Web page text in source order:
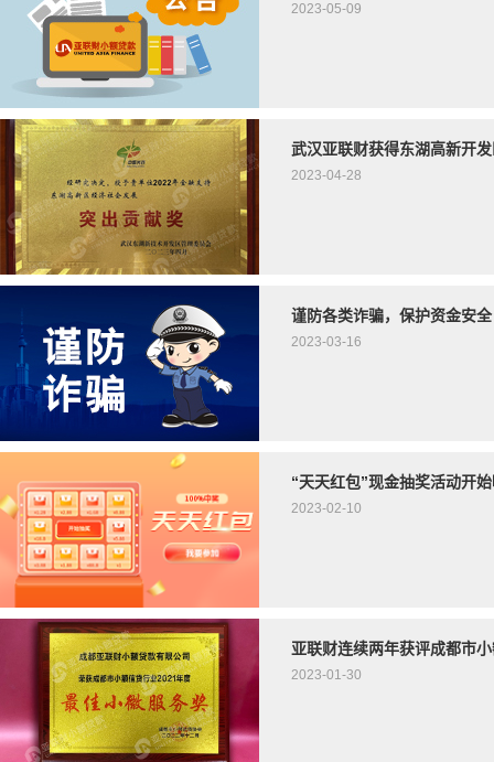
2023-05-09
武汉亚联财获得东湖高新开
2023-04-28
谨防各类诈骗，保护资金安全
2023-03-16
“天天红包”现金抽奖活动开
2023-02-10
亚联财连续两年获评成都市
2023-01-30